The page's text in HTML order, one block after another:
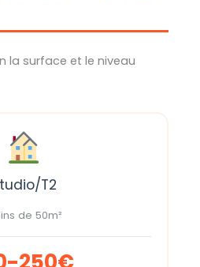
la surface et le niveau
T2
de 50m²